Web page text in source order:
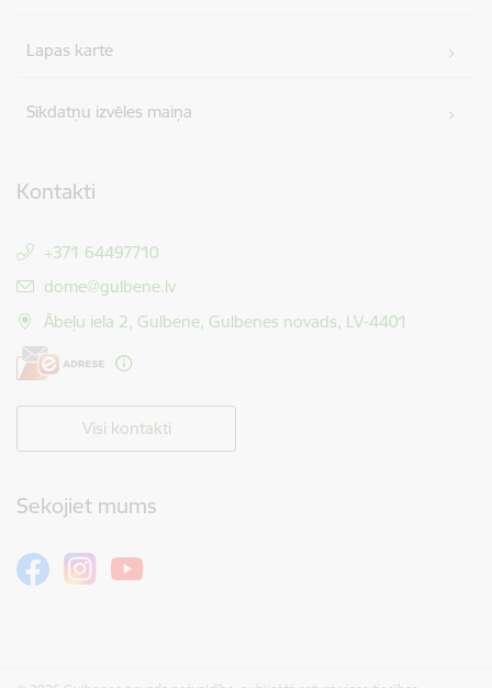
Lapas karte
Sīkdatņu izvēles maiņa
Kontakti
+371 64497710
E-pasts:
dome@gulbene.lv
Ābeļu iela 2, Gulbene, Gulbenes novads, LV-4401
Visi kontakti
Sekojiet mums